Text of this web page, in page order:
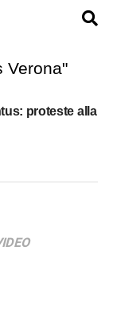
Verona"
proteste alla